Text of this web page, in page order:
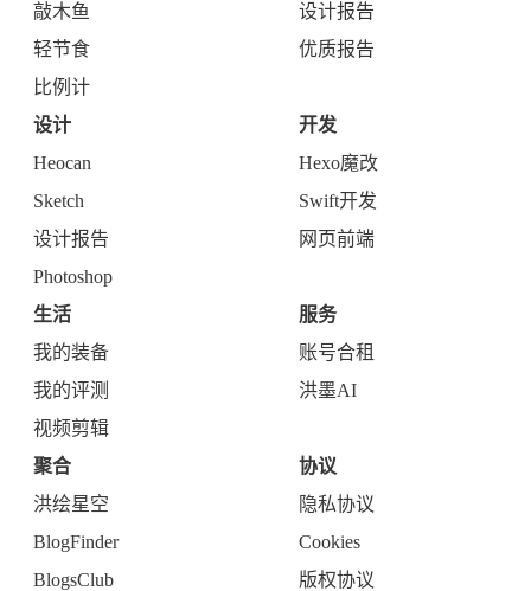
敲木鱼
轻节食
比例计
设计报告
优质报告
设计
Heocan
Sketch
设计报告
Photoshop
开发
Hexo魔改
Swift开发
网页前端
生活
我的装备
我的评测
视频剪辑
服务
账号合租
洪墨AI
聚合
洪绘星空
BlogFinder
BlogsClub
协议
隐私协议
Cookies
版权协议